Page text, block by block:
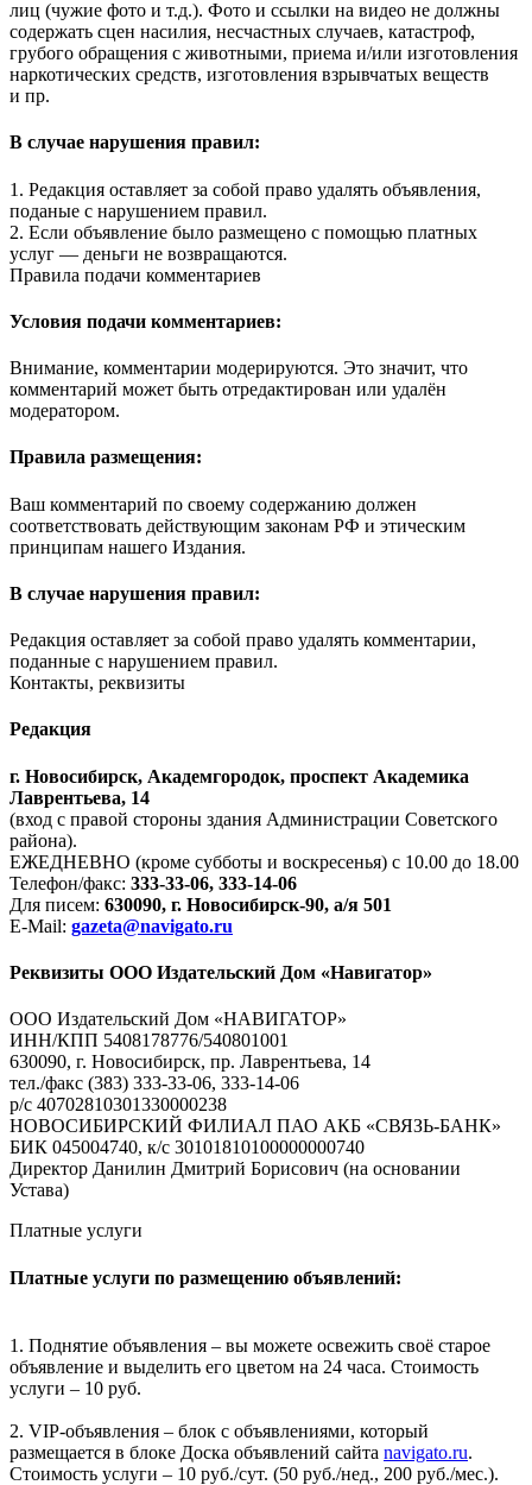
лиц (чужие фото и т.д.). Фото и ссылки на видео не должны
содержать сцен насилия, несчастных случаев, катастроф,
грубого обращения с животными, приема и/или изготовления
наркотических средств, изготовления взрывчатых веществ
и пр.
В случае нарушения правил:
1. Редакция оставляет за собой право удалять объявления,
поданые с нарушением правил.
2. Если объявление было размещено с помощью платных
услуг — деньги не возвращаются.
Правила подачи комментариев
Условия подачи комментариев:
Внимание, комментарии модерируются. Это значит, что
комментарий может быть отредактирован или удалён
модератором.
Правила размещения:
Ваш комментарий по своему содержанию должен
соответствовать действующим законам РФ и этическим
принципам нашего Издания.
В случае нарушения правил:
Редакция оставляет за собой право удалять комментарии,
поданные с нарушением правил.
Контакты, реквизиты
Редакция
г. Новосибирск, Академгородок, проспект Академика
Лаврентьева, 14
(вход с правой стороны здания Администрации Советского
района).
ЕЖЕДНЕВНО (кроме субботы и воскресенья) с 10.00 до 18.00
Телефон/факс: 333-33-06, 333-14-06
Для писем: 630090, г. Новосибирск-90, а/я 501
E-Mail: gazeta@navigato.ru
Реквизиты ООО Издательский Дом «Навигатор»
ООО Издательский Дом «НАВИГАТОР»
ИНН/КПП 5408178776/540801001
630090, г. Новосибирск, пр. Лаврентьева, 14
тел./факс (383) 333-33-06, 333-14-06
р/с 40702810301330000238
НОВОСИБИРСКИЙ ФИЛИАЛ ПАО АКБ «СВЯЗЬ-БАНК»
БИК 045004740, к/с 30101810100000000740
Директор Данилин Дмитрий Борисович (на основании
Устава)
Платные услуги
Платные услуги по размещению объявлений:
1. Поднятие объявления – вы можете освежить своё старое
объявление и выделить его цветом на 24 часа. Стоимость
услуги – 10 руб.
2. VIP-объявления – блок с объявлениями, который
размещается в блоке Доска объявлений сайта navigato.ru.
Стоимость услуги – 10 руб./сут. (50 руб./нед., 200 руб./мес.).